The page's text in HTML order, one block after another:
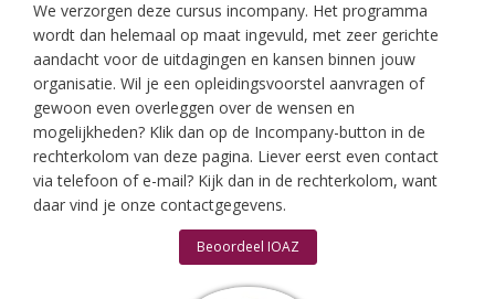
We verzorgen deze cursus incompany. Het programma
wordt dan helemaal op maat ingevuld, met zeer gerichte
aandacht voor de uitdagingen en kansen binnen jouw
organisatie. Wil je een opleidingsvoorstel aanvragen of
gewoon even overleggen over de wensen en
mogelijkheden? Klik dan op de Incompany-button in de
rechterkolom van deze pagina. Liever eerst even contact
via telefoon of e-mail? Kijk dan in de rechterkolom, want
daar vind je onze contactgegevens.
Beoordeel IOAZ